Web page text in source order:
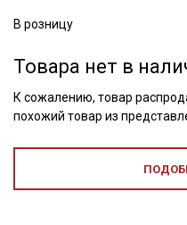
В розницу
Товара нет в
К сожалению, товар
похожий товар из